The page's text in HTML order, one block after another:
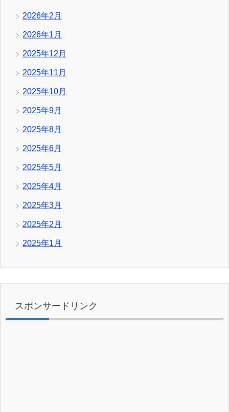
2026年2月
2026年1月
2025年12月
2025年11月
2025年10月
2025年9月
2025年8月
2025年6月
2025年5月
2025年4月
2025年3月
2025年2月
2025年1月
スポンサードリンク